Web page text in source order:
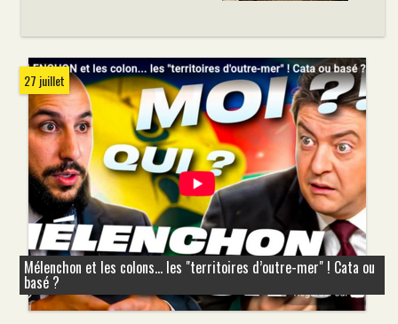
27 juillet
Mélenchon et les colons... les "territoires d’outre-mer" ! Cata ou
basé ?